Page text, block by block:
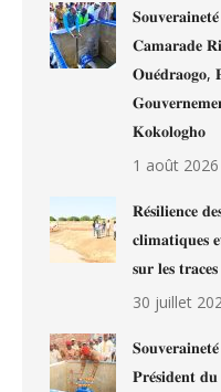
𝐒𝐨𝐮𝐯𝐞𝐫𝐚𝐢𝐧𝐞𝐭𝐞́
𝐂𝐚𝐦𝐚𝐫𝐚𝐝𝐞
𝐎𝐮𝐞́𝐝𝐫𝐚𝐨𝐠𝐨,
𝐊𝐨𝐤𝐨𝐥𝐨𝐠𝐡𝐨
1 août 2026
𝐑𝐞́𝐬𝐢𝐥𝐢𝐞𝐧𝐜𝐞
𝐬𝐮𝐫 𝐥𝐞𝐬
30 juillet
𝐒𝐨𝐮𝐯𝐞𝐫𝐚𝐢𝐧𝐞𝐭𝐞́
𝐏𝐫𝐞́𝐬𝐢𝐝𝐞𝐧𝐭